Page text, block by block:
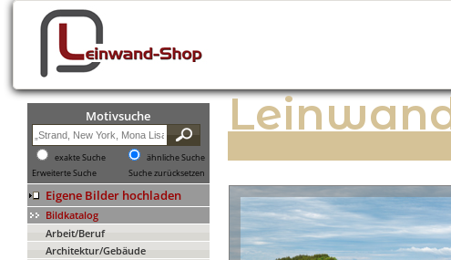
Motivsuche
exakte Suche
ähnliche Suche
Erweiterte Suche
Suche zurücksetzen
Eigene Bilder hochladen
Bildkatalog
Arbeit/Beruf
Architektur/Gebäude